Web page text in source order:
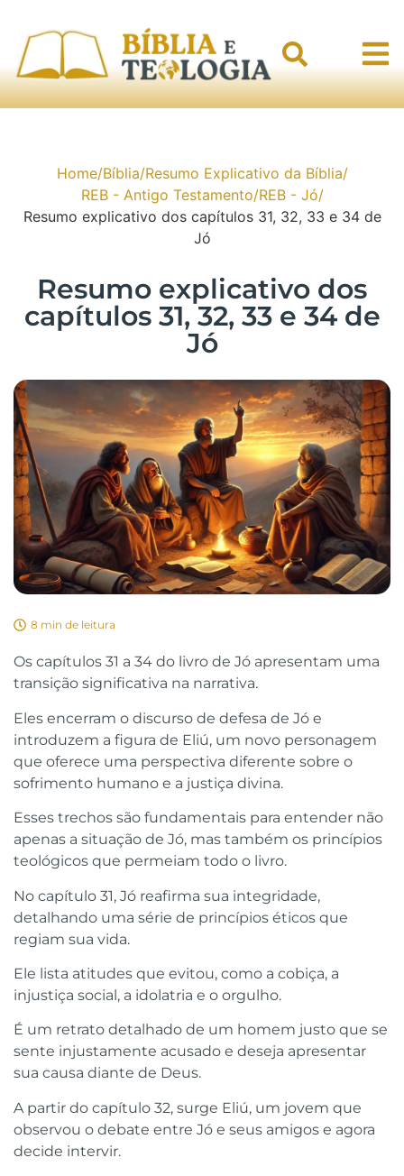
Home/Bíblia/Resumo Explicativo da Bíblia/
REB - Antigo Testamento/REB - Jó/
Resumo explicativo dos capítulos 31, 32, 33 e 34 de
Jó
Resumo explicativo dos
capítulos 31, 32, 33 e 34 de
Jó
8 min de leitura
Os capítulos 31 a 34 do livro de Jó apresentam uma
transição significativa na narrativa.
Eles encerram o discurso de defesa de Jó e
introduzem a figura de Eliú, um novo personagem
que oferece uma perspectiva diferente sobre o
sofrimento humano e a justiça divina.
Esses trechos são fundamentais para entender não
apenas a situação de Jó, mas também os princípios
teológicos que permeiam todo o livro.
No capítulo 31, Jó reafirma sua integridade,
detalhando uma série de princípios éticos que
regiam sua vida.
Ele lista atitudes que evitou, como a cobiça, a
injustiça social, a idolatria e o orgulho.
É um retrato detalhado de um homem justo que se
sente injustamente acusado e deseja apresentar
sua causa diante de Deus.
A partir do capítulo 32, surge Eliú, um jovem que
observou o debate entre Jó e seus amigos e agora
decide intervir.